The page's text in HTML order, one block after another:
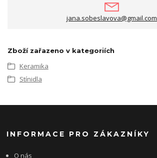
jana.sobeslavova@gmail.com
Zboží zařazeno v kategoriích
Keramika
Stínidla
INFORMACE PRO ZÁKAZNÍKY
O nás